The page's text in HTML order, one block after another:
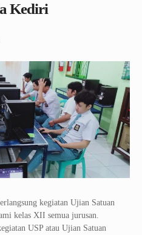
Kediri
kegiatan Ujian Satuan
kelas XII semua jurusan.
USP atau Ujian Satuan